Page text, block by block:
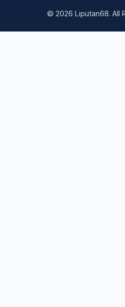
© 2026 Liputan68. All